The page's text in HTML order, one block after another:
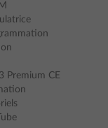
Premium CE